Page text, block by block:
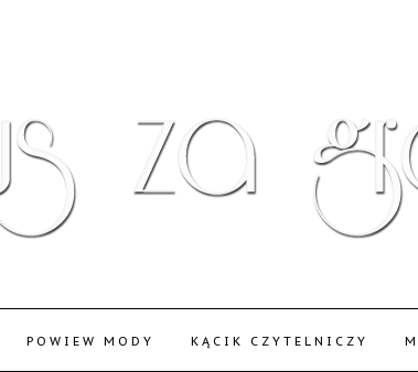
POWIEW MODY KĄCIK CZYTELNICZY